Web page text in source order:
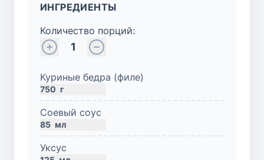
ИНГРЕДИЕНТЫ
Количество порций:
1
Куриные бедра (филе)
750 г
Соевый соус
85 мл
Уксус